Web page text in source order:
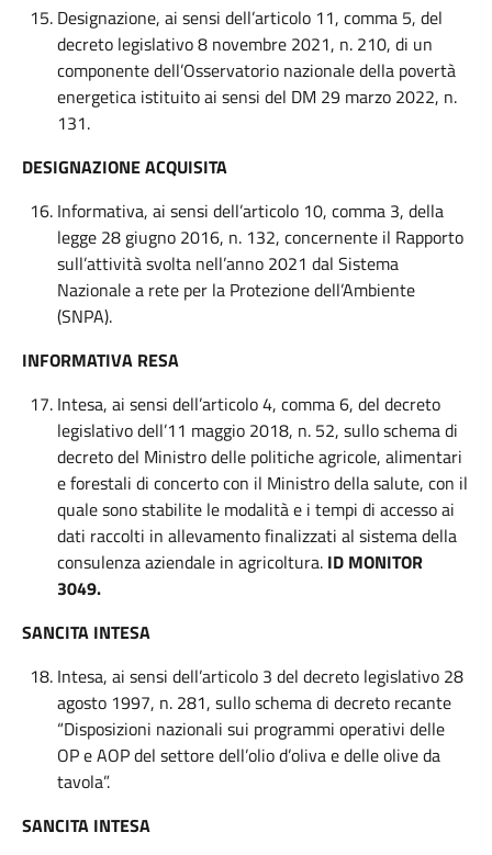
Designazione, ai sensi dell’articolo 11, comma 5, del
decreto legislativo 8 novembre 2021, n. 210, di un
componente dell’Osservatorio nazionale della povertà
energetica istituito ai sensi del DM 29 marzo 2022, n.
131.
DESIGNAZIONE ACQUISITA
Informativa, ai sensi dell’articolo 10, comma 3, della
legge 28 giugno 2016, n. 132, concernente il Rapporto
sull’attività svolta nell’anno 2021 dal Sistema
Nazionale a rete per la Protezione dell’Ambiente
(SNPA).
INFORMATIVA RESA
Intesa, ai sensi dell’articolo 4, comma 6, del decreto
legislativo dell’11 maggio 2018, n. 52, sullo schema di
decreto del Ministro delle politiche agricole, alimentari
e forestali di concerto con il Ministro della salute, con il
quale sono stabilite le modalità e i tempi di accesso ai
dati raccolti in allevamento finalizzati al sistema della
consulenza aziendale in agricoltura. ID MONITOR
3049.
SANCITA INTESA
Intesa, ai sensi dell’articolo 3 del decreto legislativo 28
agosto 1997, n. 281, sullo schema di decreto recante
“Disposizioni nazionali sui programmi operativi delle
OP e AOP del settore dell’olio d’oliva e delle olive da
tavola”.
SANCITA INTESA